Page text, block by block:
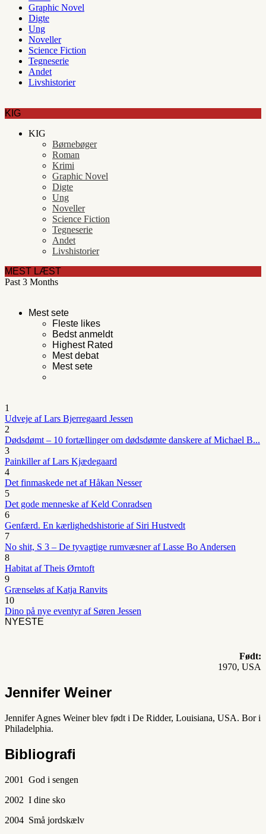
Graphic Novel
Digte
Ung
Noveller
Science Fiction
Tegneserie
Andet
Livshistorier
KIG
KIG
Børnebøger
Roman
Krimi
Graphic Novel
Digte
Ung
Noveller
Science Fiction
Tegneserie
Andet
Livshistorier
MEST LÆST
Past 3 Months
Mest sete
Fleste likes
Bedst anmeldt
Highest Rated
Mest debat
Mest sete
1
Udveje af Lars Bjerregaard Jessen
2
Dødsdømt – 10 fortællinger om dødsdømte danskere af Michael B...
3
Painkiller af Lars Kjædegaard
4
Det finmaskede net af Håkan Nesser
5
Det gode menneske af Keld Conradsen
6
Genfærd. En kærlighedshistorie af Siri Hustvedt
7
No shit, S 3 – De tyvagtige rumvæsner af Lasse Bo Andersen
8
Habitat af Theis Ørntoft
9
Grænseløs af Katja Ranvits
10
Dino på nye eventyr af Søren Jessen
NYESTE
Født:
1970, USA
Jennifer Weiner
Jennifer Agnes Weiner blev født i De Ridder, Louisiana, USA. Bor i
Philadelphia.
Bibliografi
2001 God i sengen
2002 I dine sko
2004 Små jordskælv